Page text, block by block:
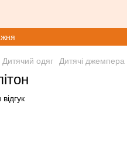
Дитячий одяг Дитячі джемпера